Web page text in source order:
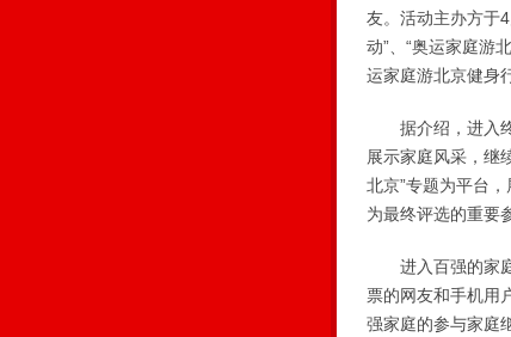
友。活动主办方于
动”、“奥运家庭游
运家庭游北京健身
据介绍，进入终
展示家庭风采，继
北京”专题为平台
为最终评选的重要
进入百强的家庭
票的网友和手机用
强家庭的参与家庭